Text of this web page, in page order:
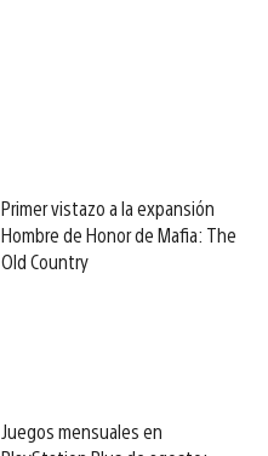
Primer vistazo a la expansión
Hombre de Honor de Mafia: The
Old Country
Juegos mensuales en